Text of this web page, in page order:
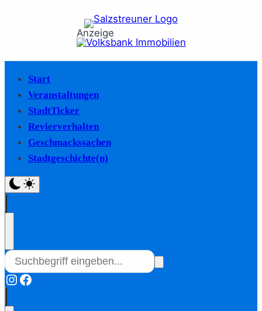
Anzeige
Start
Veranstaltungen
StadtTicker
Revierverhalten
Geschmackssachen
Stadtgeschichte(n)
Instagram
Facebook